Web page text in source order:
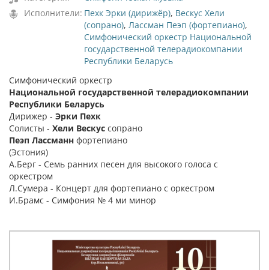
Исполнители: Пехк Эрки (дирижёр), Вескус Хели
(сопрано), Лассман Пеэп (фортепиано),
Симфонический оркестр Национальной
государственной телерадиокомпании
Республики Беларусь
Симфонический оркестр
Национальной государственной телерадиокомпании
Республики Беларусь
Дирижер - Эрки Пехк
Солисты - Хели Вескус сопрано
Пеэп Лассманн фортепиано
(Эстония)
А.Берг - Семь ранних песен для высокого голоса с
оркестром
Л.Сумера - Концерт для фортепиано с оркестром
И.Брамс - Симфония № 4 ми минор